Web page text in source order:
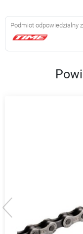
Podmiot odpowiedzialny
Poprzedni